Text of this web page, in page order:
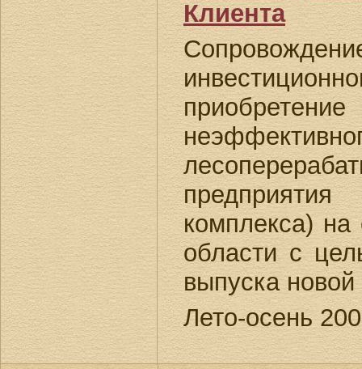
Клиента
комплекса) на
области с
выпуска
Лето-осень